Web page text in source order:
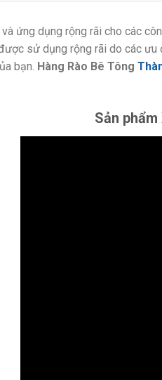
ứng dụng rộng rãi cho các
sử dụng rộng rãi do các ưu
bạn. Hàng Rào Bê Tông
Sản phẩm